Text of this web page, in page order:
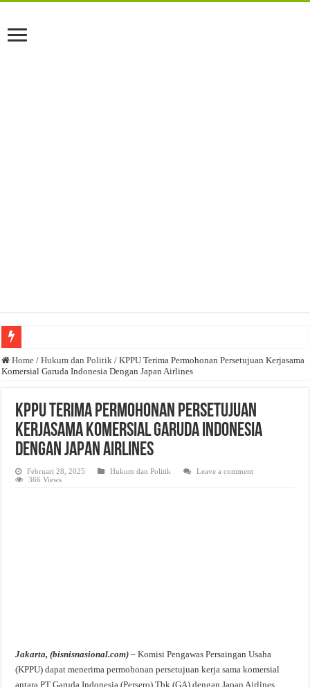
Anda butuh promosi usaha? Kontak ke Email redaksi@bisnisnasional.com
Dibutuhkan Marketing. Lamaran di-email ke redaksi@bisnisnasional.com
Home / Hukum dan Politik / KPPU Terima Permohonan Persetujuan Kerjasama
Komersial Garuda Indonesia Dengan Japan Airlines
KPPU Terima Permohonan Persetujuan
Kerjasama Komersial Garuda Indonesia
Dengan Japan Airlines
Februari 28, 2025 Hukum dan Politik
Leave a comment
366 Views
Jakarta, (bisnisnasional.com) – Komisi Pengawas Persaingan Usaha
(KPPU) dapat menerima permohonan persetujuan kerja sama komersial
antara PT Garuda Indonesia (Persero) Tbk (GA) dengan Japan Airlines